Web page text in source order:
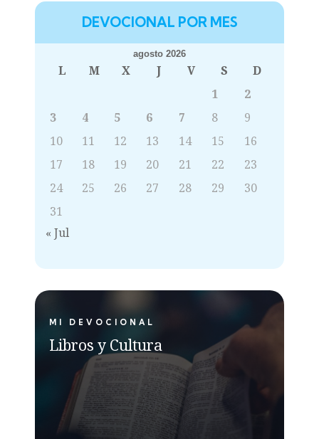
DEVOCIONAL POR MES
agosto 2026
L M X J V S
D
1
2
3
4 5 6 7 8
9
10
11 12 13 14 15
16
17
18 19 20 21 22
23
24
25 26 27 28 29
30
31
« Jul
MI DEVOCIONAL
Libros y Cultura